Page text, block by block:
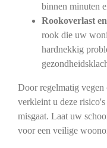
binnen minuten
Rookoverlast
rook die uw
hardnekkig
Door regelmatig vegen
verkleint u deze
misgaat. Laat uw
voor een veilige